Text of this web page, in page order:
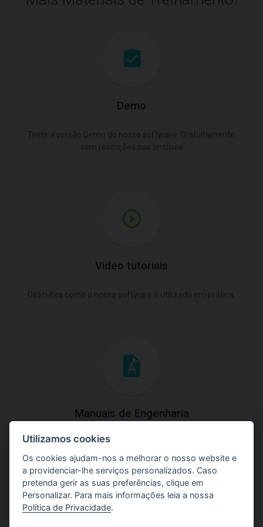
Demo
Video tutoriais
Manuais de Engenharia
Baixe os manuais com explicações práticas e teóricas do
uso do software.
Utilizamos cookies
Os cookies ajudam-nos a melhorar o nosso website e
a providenciar-lhe serviços personalizados. Caso
pretenda gerir as suas preferências, clique em
Personalizar. Para mais informações leia a nossa
Política de Privacidade.